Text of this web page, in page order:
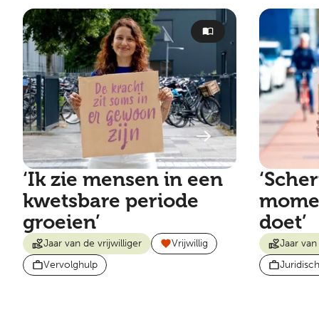
‘Ik zie mensen in een
kwetsbare periode
groeien’
Jaar van de vrijwilliger
Vrijwillig
Vervolghulp
doet’
Jaar